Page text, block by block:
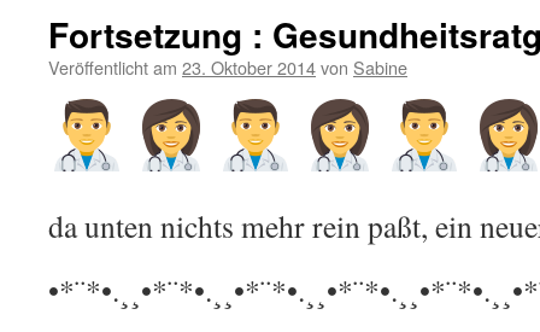
Fortsetzung :
Veröffentlicht am 23. Oktober 2014von Sabine
da unten nichts mehr rein paßt, ein